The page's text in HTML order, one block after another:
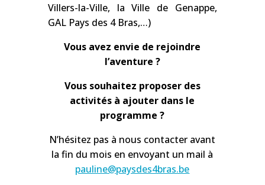
Villers-la-Ville, la Ville de Genappe,
GAL Pays des 4 Bras,…)
Vous avez envie de rejoindre
l’aventure ?
Vous souhaitez proposer des
activités à ajouter dans le
programme ?
N’hésitez pas à nous contacter avant
la fin du mois en envoyant un mail à
pauline@paysdes4bras.be